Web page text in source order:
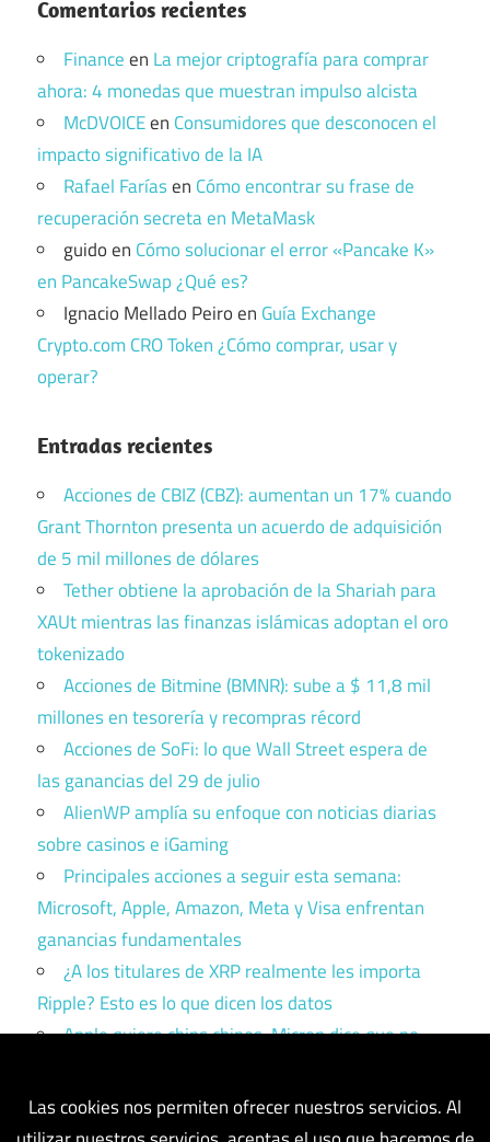
Comentarios recientes
Financeen La mejor criptografía para comprar
ahora: 4 monedas que muestran impulso alcista
McDVOICEen Consumidores que desconocen el
impacto significativo de la IA
Rafael Faríasen Cómo encontrar su frase de
recuperación secreta en MetaMask
guidoen Cómo solucionar el error «Pancake K»
en PancakeSwap ¿Qué es?
Ignacio Mellado Peiroen Guía Exchange
Crypto.com CRO Token ¿Cómo comprar, usar y
operar?
Entradas recientes
Acciones de CBIZ (CBZ): aumentan un 17% cuando
Grant Thornton presenta un acuerdo de adquisición
de 5 mil millones de dólares
Tether obtiene la aprobación de la Shariah para
XAUt mientras las finanzas islámicas adoptan el oro
tokenizado
Acciones de Bitmine (BMNR): sube a $ 11,8 mil
millones en tesorería y recompras récord
Acciones de SoFi: lo que Wall Street espera de
las ganancias del 29 de julio
AlienWP amplía su enfoque con noticias diarias
sobre casinos e iGaming
Principales acciones a seguir esta semana:
Microsoft, Apple, Amazon, Meta y Visa enfrentan
ganancias fundamentales
¿A los titulares de XRP realmente les importa
Ripple? Esto es lo que dicen los datos
Apple quiere chips chinos. Micron dice que no.
Las cookies nos permiten ofrecer nuestros servicios. Al